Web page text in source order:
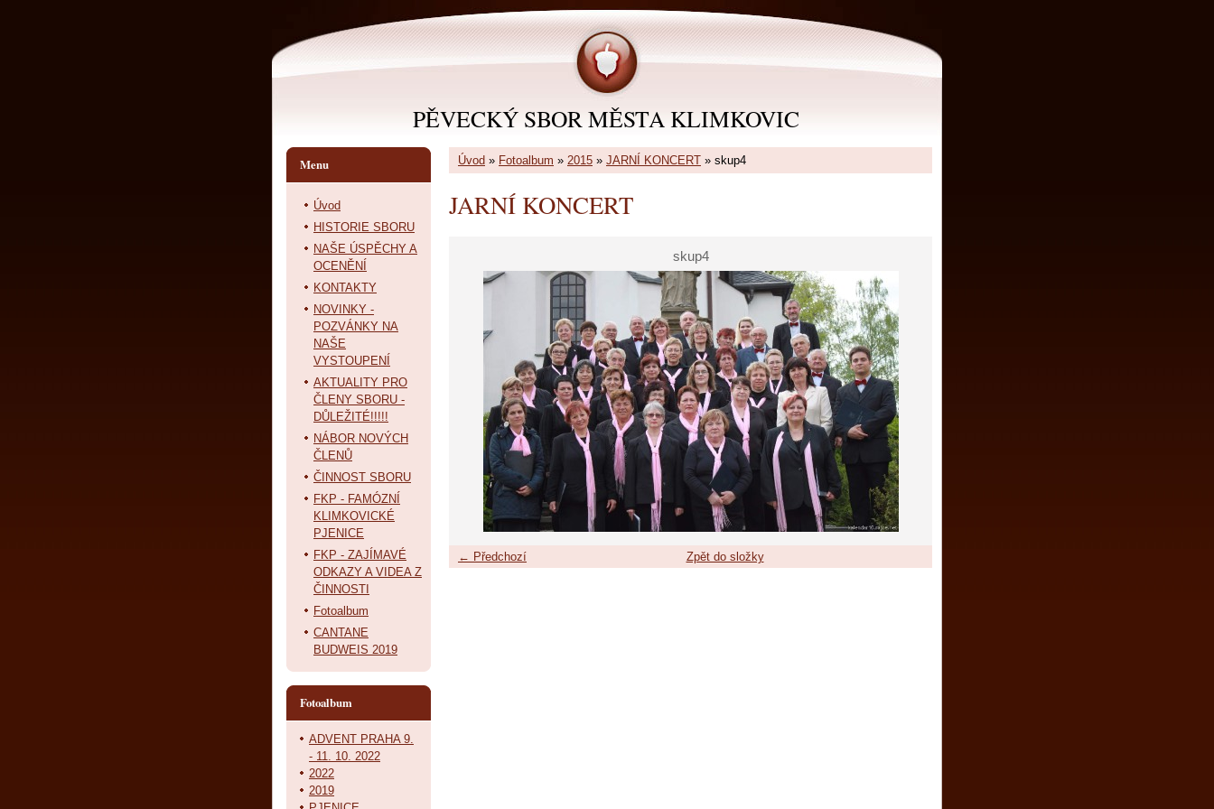
PĚVECKÝ SBOR MĚSTA KLIMKOVIC
Úvod » Fotoalbum » 2015 » JARNÍ KONCERT » skup4
JARNÍ KONCERT
skup4
← Předchozí Zpět do složky
Menu
Úvod
HISTORIE SBORU
NAŠE ÚSPĚCHY A
OCENĚNÍ
KONTAKTY
NOVINKY -
POZVÁNKY NA
NAŠE
VYSTOUPENÍ
AKTUALITY PRO
ČLENY SBORU -
DŮLEŽITÉ!!!!!
NÁBOR NOVÝCH
ČLENŮ
ČINNOST SBORU
FKP - FAMÓZNÍ
KLIMKOVICKÉ
PJENICE
FKP - ZAJÍMAVÉ
ODKAZY A VIDEA Z
ČINNOSTI
Fotoalbum
CANTANE
BUDWEIS 2019
Fotoalbum
ADVENT PRAHA 9.
- 11. 10. 2022
2022
2019